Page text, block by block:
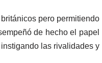
pero permitiendo
de hecho el papel
las rivalidades y